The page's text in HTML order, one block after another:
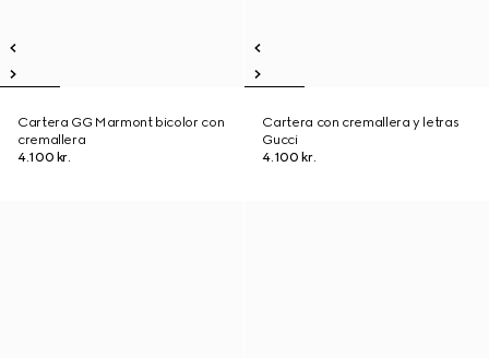
Cartera GG Marmont bicolor con
cremallera
4.100 kr.
Cartera con cremallera y letras
Gucci
4.100 kr.